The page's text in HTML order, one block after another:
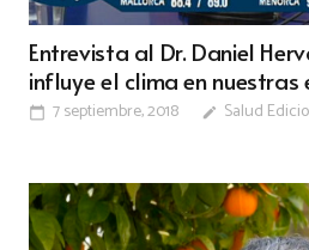
Entrevista al Dr. Daniel
influye el clima en nuestras
calendar_today 7 septiembre, 2018 edit Salud